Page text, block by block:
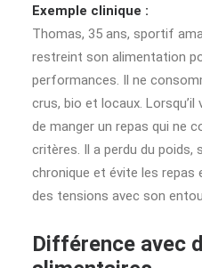
Exemple clinique :
Thomas, 35 ans, sportif
restreint son alimentation
performances. Il ne
crus, bio et locaux.
de manger un repas qui ne
critères. Il a perdu du
chronique et évite les repas
des tensions avec son
Différence avec